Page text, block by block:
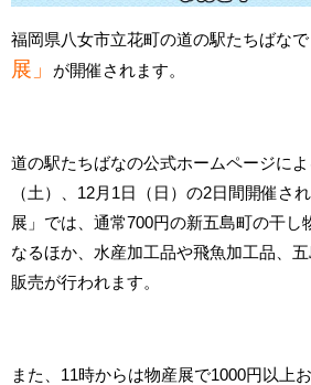
福岡県八女市立花町の道の駅たちばなで
展」
が開催されます。
道の駅たちばなの公式ホームページに
（土）、12月1日（日）の2日間開催さ
展」では、通常700円の新五島町の干し
なるほか、水産加工品や飛魚加工品、
販売が行われます。
また、11時からは物産展で1000円以上